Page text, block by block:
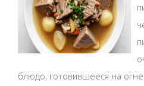
блюдо, готовившееся на огне